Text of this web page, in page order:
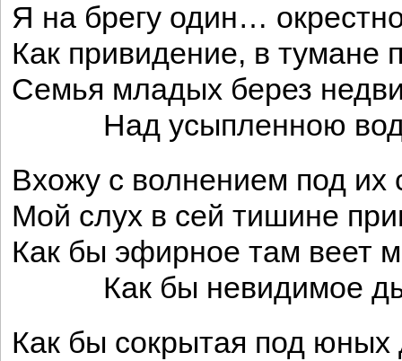
Я на брегу один…
Как привидение, в тумане
Семья младых берез
Над усыпленною
Вхожу с волнением под их
Мой слух в сей тишине
Как бы эфирное там веет
Как бы невидимое
Как бы сокрытая под юных